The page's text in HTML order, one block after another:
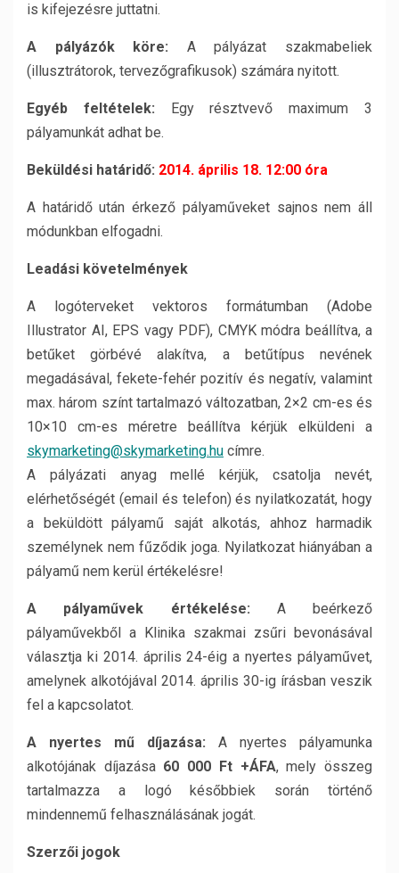
is kifejezésre juttatni.
A pályázók köre: A pályázat szakmabeliek
(illusztrátorok, tervezőgrafikusok) számára nyitott.
Egyéb feltételek: Egy résztvevő maximum 3
pályamunkát adhat be.
Beküldési határidő: 2014. április 18. 12:00 óra
A határidő után érkező pályaműveket sajnos nem áll
módunkban elfogadni.
Leadási követelmények
A logóterveket vektoros formátumban (Adobe
Illustrator AI, EPS vagy PDF), CMYK módra beállítva, a
betűket görbévé alakítva, a betűtípus nevének
megadásával, fekete-fehér pozitív és negatív, valamint
max. három színt tartalmazó változatban, 2×2 cm-es és
10×10 cm-es méretre beállítva kérjük elküldeni a
skymarketing@skymarketing.hu címre.
A pályázati anyag mellé kérjük, csatolja nevét,
elérhetőségét (email és telefon) és nyilatkozatát, hogy
a beküldött pályamű saját alkotás, ahhoz harmadik
személynek nem fűződik joga. Nyilatkozat hiányában a
pályamű nem kerül értékelésre!
A pályaművek értékelése: A beérkező
pályaművekből a Klinika szakmai zsűri bevonásával
választja ki 2014. április 24-éig a nyertes pályaművet,
amelynek alkotójával 2014. április 30-ig írásban veszik
fel a kapcsolatot.
A nyertes mű díjazása: A nyertes pályamunka
alkotójának díjazása 60 000 Ft +ÁFA, mely összeg
tartalmazza a logó későbbiek során történő
mindennemű felhasználásának jogát.
Szerzői jogok